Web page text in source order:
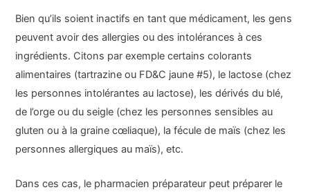
Bien qu’ils soient inactifs en tant que médicament, les gens
peuvent avoir des allergies ou des intolérances à ces
ingrédients. Citons par exemple certains colorants
alimentaires (tartrazine ou FD&C jaune #5), le lactose (chez
les personnes intolérantes au lactose), les dérivés du blé,
de l’orge ou du seigle (chez les personnes sensibles au
gluten ou à la graine cœliaque), la fécule de maïs (chez les
personnes allergiques au maïs), etc.
Dans ces cas, le pharmacien préparateur peut préparer le